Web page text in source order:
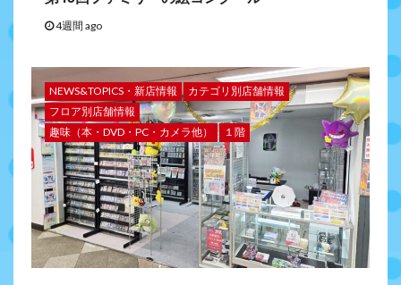
4週間 ago
NEWS&TOPICS・新店情報
カテゴリ別店舗情報
フロア別店舗情報
趣味（本・DVD・PC・カメラ他）
１階